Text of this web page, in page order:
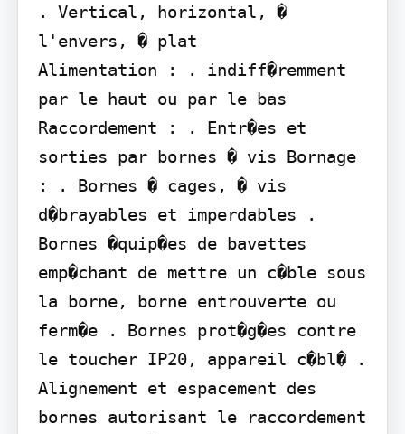
. Vertical, horizontal, �
l'envers, � plat
Alimentation : . indiff�remment
par le haut ou par le bas
Raccordement : . Entr�es et
sorties par bornes � vis Bornage
: . Bornes � cages, � vis
d�brayables et imperdables .
Bornes �quip�es de bavettes
emp�chant de mettre un c�ble sous
la borne, borne entrouverte ou
ferm�e . Bornes prot�g�es contre
le toucher IP20, appareil c�bl� .
Alignement et espacement des
bornes autorisant le raccordement